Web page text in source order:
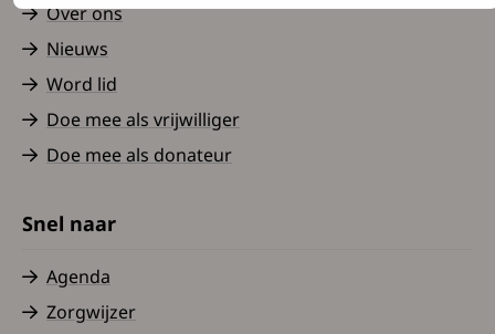
Over ons
Nieuws
Word lid
Doe mee als vrijwilliger
Doe mee als donateur
Snel naar
Agenda
Zorgwijzer